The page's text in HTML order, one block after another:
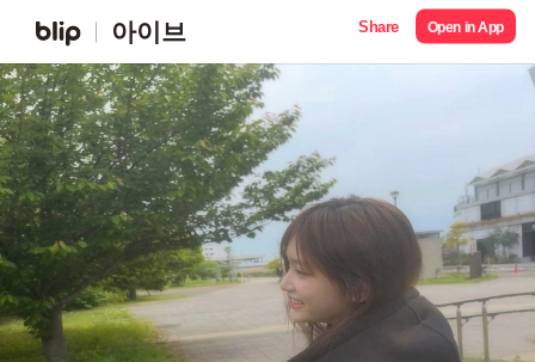
아이브 Share Open in App